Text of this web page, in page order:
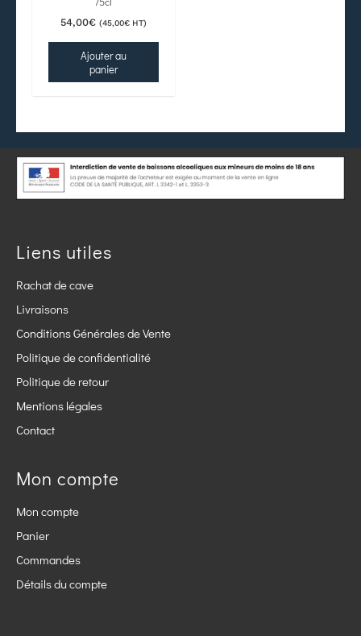
54,00€ (45,00€HT)
Ajouter au
panier
Liens utiles
Rachat de cave
Livraisons
Conditions Générales de Vente
Politique de confidentialité
Politique de retour
Mentions légales
Contact
Mon compte
Mon compte
Panier
Commandes
Détails du compte